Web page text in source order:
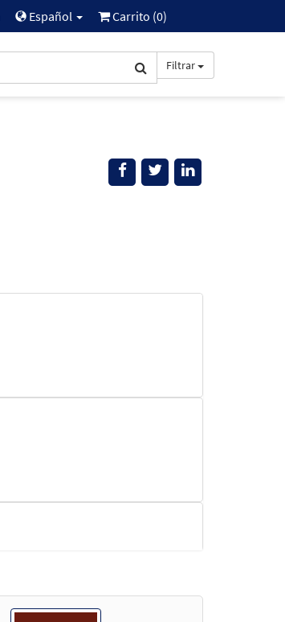
Español Carrito (0)
Filtrar